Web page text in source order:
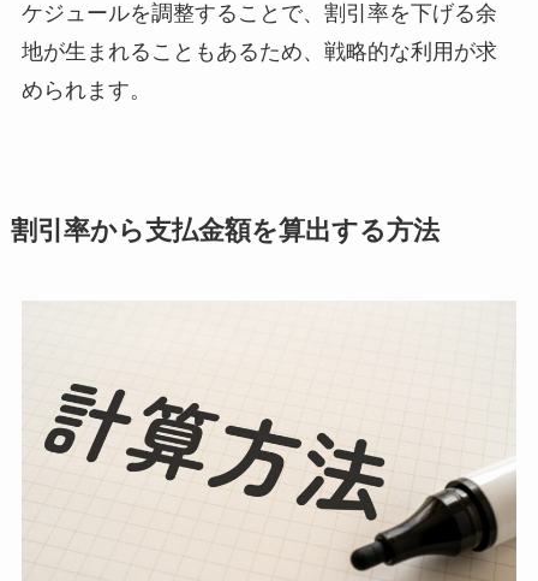
ケジュールを調整することで、割引率を下げる余
地が生まれることもあるため、戦略的な利用が求
められます。
割引率から支払金額を算出する方法